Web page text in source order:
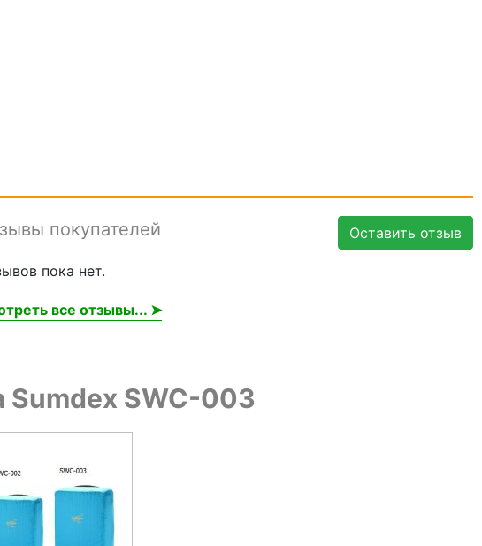
Оставить отзыв
покупателей
пока нет.
все отзывы... ➤
Sumdex SWC-003